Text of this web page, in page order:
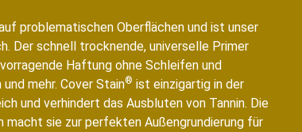
problematischen Oberflächen und ist unser
Der schnell trocknende, universelle Primer
Haftung ohne Schleifen und
mehr. Cover Stain® ist einzigartig in der
und verhindert das Ausbluten von Tannin. Die
macht sie zur perfekten Außengrundierung für